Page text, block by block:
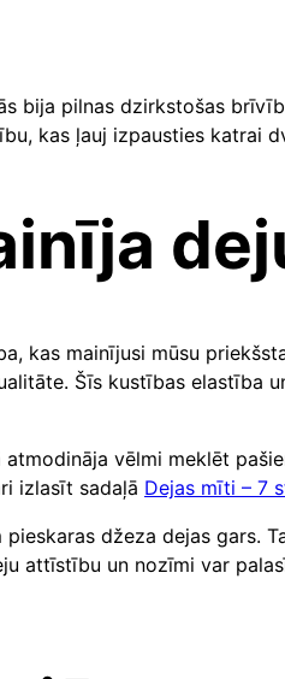
bija pilnas dzirkstošas
kas ļauj izpausties katrai
kas mainījusi mūsu
Šīs kustības elastība
vēlmi meklēt
izlasīt sadaļā Dejas mīti – 7
džeza dejas gars.
attīstību un nozīmi var